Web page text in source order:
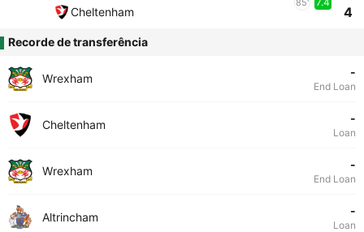
Cheltenham
4
Recorde de transferência
Wrexham -
End Loan
Cheltenham -
Loan
Wrexham -
End Loan
Altrincham -
Loan